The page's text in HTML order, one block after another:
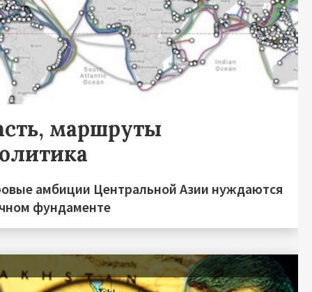
маршруты
амбиции Центральной Азии нуждаются
фундаменте